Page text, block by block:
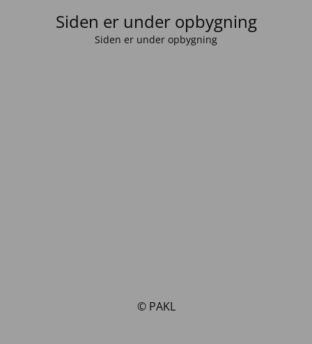
Siden er under opbygning
Siden er under opbygning
© PAKL